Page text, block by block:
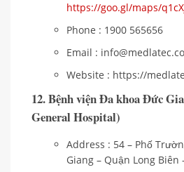
https://goo.gl/maps/
Phone : 1900 565656
Email :
Website : https://
12. Bệnh viện Đa khoa Đức
General Hospital)
Address : 54 – Phố
Giang – Quận Long Biên